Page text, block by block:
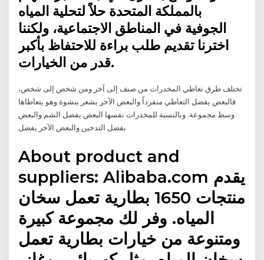
بالمملكة المتحدة حلاً لتحلية المياه
الجوفية في المناطق الاجتماعية، ولكننا
اخترنا تقديم طلب براءة للاحتفاظ بأكبر
قدر من الخيارات.
تختلف طرق تعاطي المخدرات من صنف إلى آخر ومن شخص إلى شخص،
فالبعض يفضل التعاطي منفرداً والبعض الآخر يشعر بنشوة وهو يتعاطاها
وسط مجموعة. وبالنسبة للمخدرات نفسها البعض يفضل الشم والبعض
يفضل التدخين والبعض الآخر يفضل
About product and
suppliers: Alibaba.com يقدم
منتجات 1650 بطارية تعمل سخان
المياه. وفر لك مجموعة كبيرة
ومتنوعة من خيارات بطارية تعمل